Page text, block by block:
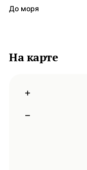
До моря
На карте
+
−